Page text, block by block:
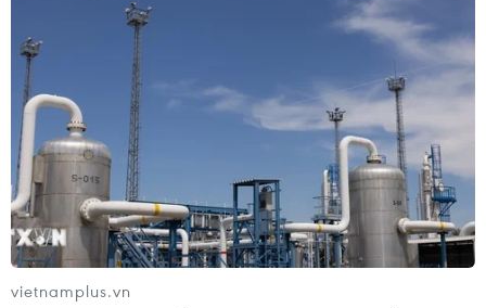
vietnamplus.vn